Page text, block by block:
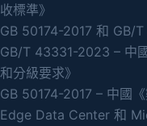
收標準》
GB 50174-2017 和 GB/
GB/T 43331-2023 – 中
和分級要求》
GB 50174-2017 – 中國《
Edge Data Center 和